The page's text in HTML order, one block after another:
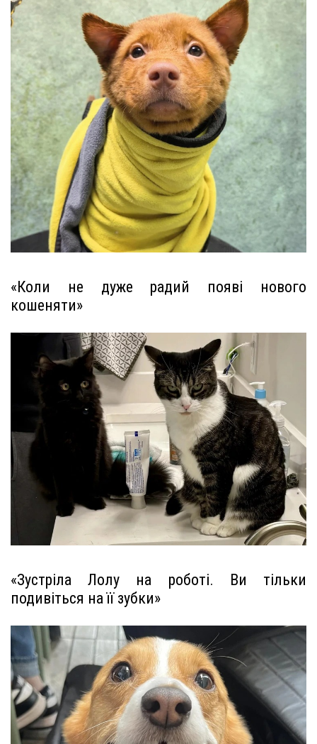
«Коли не дуже радий появі нового
кошеняти»
«Зустріла Лолу на роботі. Ви тільки
подивіться на її зубки»